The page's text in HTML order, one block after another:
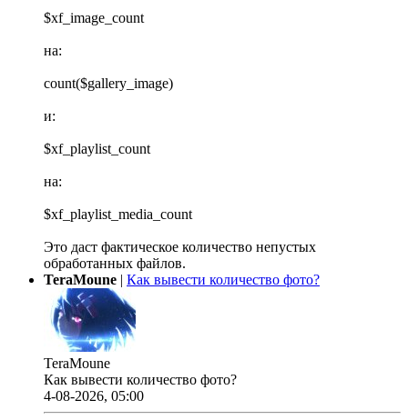
$xf_image_count
на:
count($gallery_image)
и:
$xf_playlist_count
на:
$xf_playlist_media_count
Это даст фактическое количество непустых
обработанных файлов.
TeraMoune | Как вывести количество фото?
TeraMoune
Как вывести количество фото?
4-08-2026, 05:00